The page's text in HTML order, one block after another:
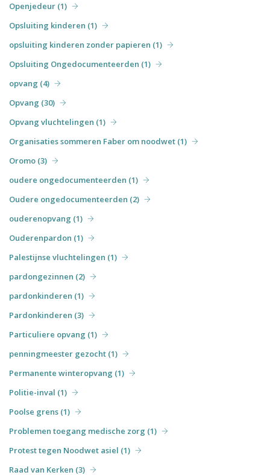
Openjedeur (1)
Opsluiting kinderen (1)
opsluiting kinderen zonder papieren (1)
Opsluiting Ongedocumenteerden (1)
opvang (4)
Opvang (30)
Opvang vluchtelingen (1)
Organisaties sommeren Faber om noodwet (1)
Oromo (3)
oudere ongedocumenteerden (1)
Oudere ongedocumenteerden (2)
ouderenopvang (1)
Ouderenpardon (1)
Palestijnse vluchtelingen (1)
pardongezinnen (2)
pardonkinderen (1)
Pardonkinderen (3)
Particuliere opvang (1)
penningmeester gezocht (1)
Permanente winteropvang (1)
Politie-inval (1)
Poolse grens (1)
Problemen toegang medische zorg (1)
Protest tegen Noodwet asiel (1)
Raad van Kerken (3)